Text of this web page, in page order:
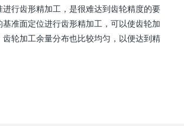
行齿形精加工，是很难达到齿轮精度的要
准面定位进行齿形精加工，可以使齿轮加
齿轮加工余量分布也比较均匀，以便达到精